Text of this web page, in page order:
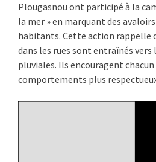
Plougasnou ont participé à la
la mer » en marquant des
habitants. Cette action rappelle
dans les rues sont entraînés vers
pluviales. Ils encouragent
comportements plus